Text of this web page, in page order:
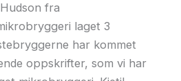
fra
laget 3
har kommet
oppskrifter, som vi har